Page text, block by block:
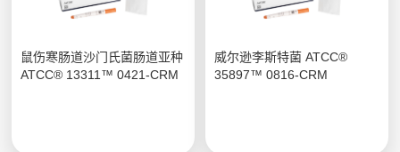
鼠伤寒肠道沙门氏菌肠道亚种
ATCC® 13311™ 0421-CRM
威尔逊李斯特菌 ATCC®
35897™ 0816-CRM